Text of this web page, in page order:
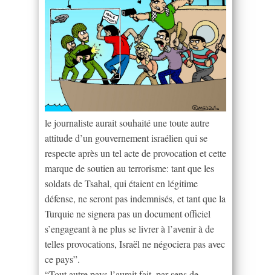
le journaliste aurait souhaité une toute autre
attitude d’un gouvernement israélien qui se
respecte après un tel acte de provocation et cette
marque de soutien au terrorisme: tant que les
soldats de Tsahal, qui étaient en légitime
défense, ne seront pas indemnisés, et tant que la
Turquie ne signera pas un document officiel
s’engageant à ne plus se livrer à l’avenir à de
telles provocations, Israël ne négociera pas avec
ce pays”.